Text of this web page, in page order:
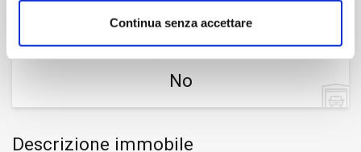
Continua senza accettare
1
No
Descrizione immobile